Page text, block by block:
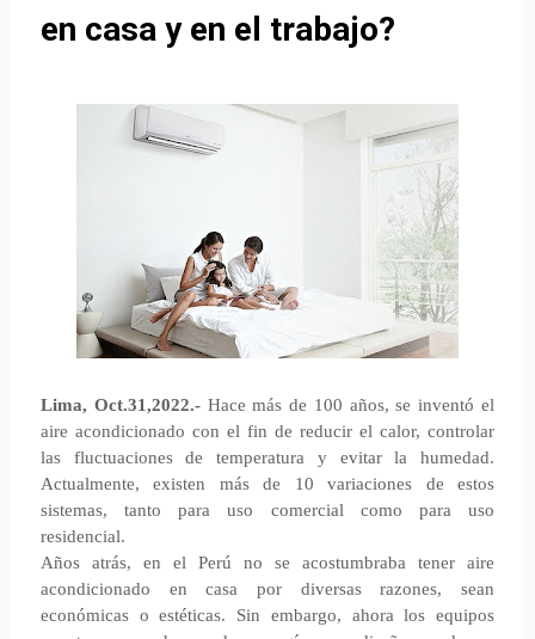
en casa y en el trabajo?
Lima, Oct.31,2022.-Hace más de 100 años, se inventó el
aire acondicionado con el fin de reducir el calor, controlar
las fluctuaciones de temperatura y evitar la humedad.
Actualmente, existen más de 10 variaciones de estos
sistemas, tanto para uso comercial como para uso
residencial.
Años atrás, en el Perú no se acostumbraba tener aire
acondicionado en casa por diversas razones, sean
económicas o estéticas. Sin embargo, ahora los equipos